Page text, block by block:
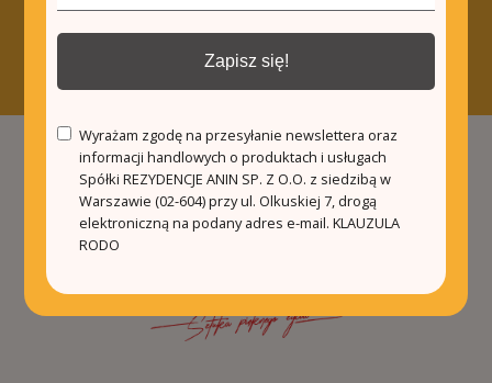
Zapisz się!
Wyrażam zgodę na przesyłanie newslettera oraz
informacji handlowych o produktach i usługach
Spółki REZYDENCJE ANIN SP. Z O.O. z siedzibą w
Warszawie (02-604) przy ul. Olkuskiej 7, drogą
elektroniczną na podany adres e-mail.KLAUZULA
RODO